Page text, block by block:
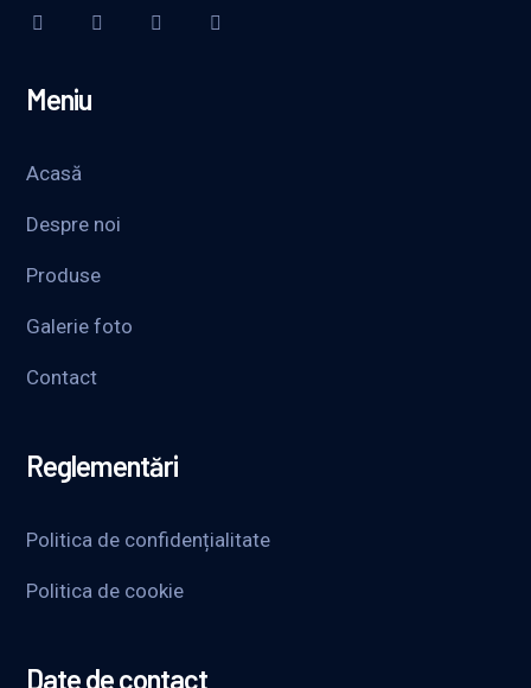
Meniu
Acasă
Despre noi
Produse
Galerie foto
Contact
Reglementări
Politica de confidențialitate
Politica de cookie
Date de contact